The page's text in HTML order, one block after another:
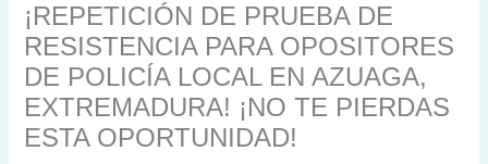
¡REPETICIÓN DE PRUEBA DE
RESISTENCIA PARA OPOSITORES
DE POLICÍA LOCAL EN AZUAGA,
EXTREMADURA! ¡NO TE PIERDAS
ESTA OPORTUNIDAD!